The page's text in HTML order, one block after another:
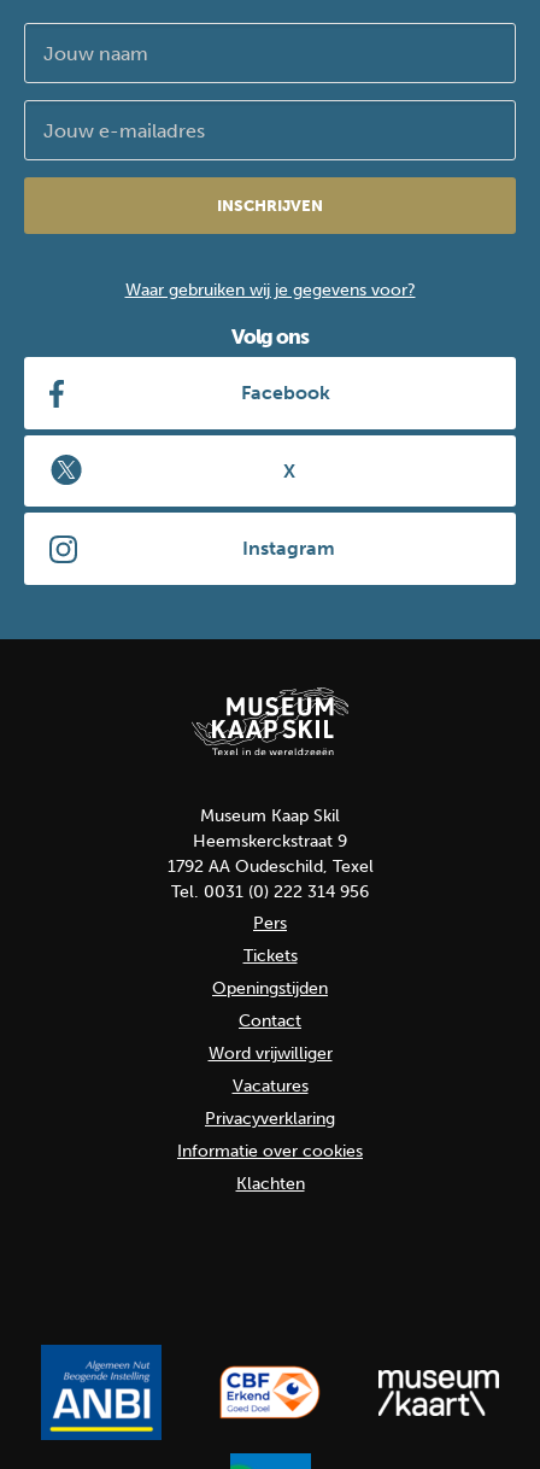
INSCHRIJVEN
Waar gebruiken wij je gegevens voor?
Volg ons
Facebook
X
Instagram
Museum Kaap Skil
Heemskerckstraat 9
1792 AA Oudeschild, Texel
Tel. 0031 (0) 222 314 956
Pers
Tickets
Openingstijden
Contact
Word vrijwilliger
Vacatures
Privacyverklaring
Informatie over cookies
Klachten